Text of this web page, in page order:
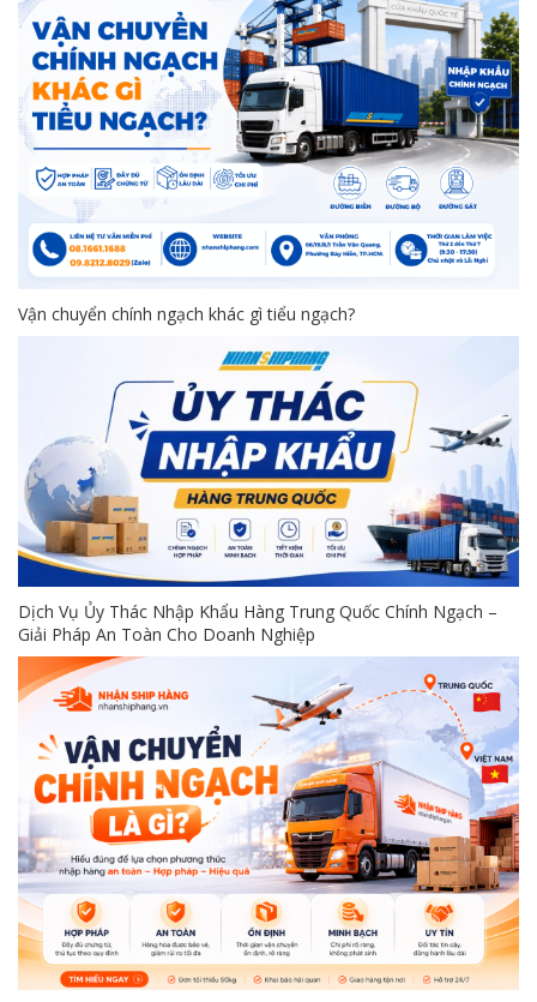
Vận chuyển chính ngạch khác gì tiểu ngạch?
Dịch Vụ Ủy Thác Nhập Khẩu Hàng Trung Quốc Chính Ngạch –
Giải Pháp An Toàn Cho Doanh Nghiệp